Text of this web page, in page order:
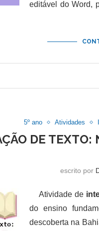
editável do Word,
5º ano Atividades
DE TEXTO:
escrito por
Atividade de
do ensino
descoberta na